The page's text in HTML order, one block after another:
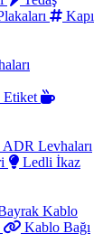
Kapı
Etiket
ADR Levhaları
Ledli İkaz
Kablo
Kablo Bağı